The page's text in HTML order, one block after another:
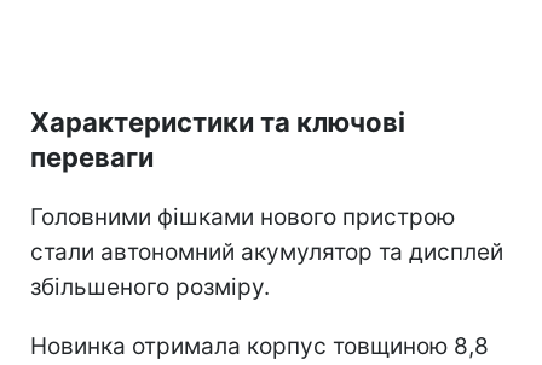
Характеристики та ключові
переваги
Головними фішками нового пристрою
стали автономний акумулятор та дисплей
збільшеного розміру.
Новинка отримала корпус товщиною 8,8